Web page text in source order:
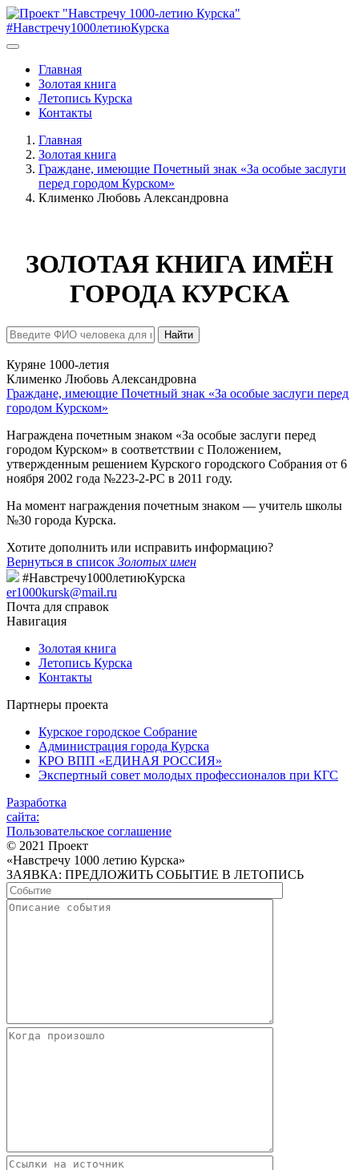
#Навстречу1000летиюКурска
Главная
Золотая книга
Летопись Курска
Контакты
Главная
Золотая книга
Граждане, имеющие Почетный знак «За особые заслуги
перед городом Курском»
Клименко Любовь Александровна
ЗОЛОТАЯ КНИГА ИМЁН
ГОРОДА КУРСКА
Найти
Куряне 1000-летия
Клименко Любовь Александровна
Граждане, имеющие Почетный знак «За особые заслуги перед
городом Курском»
Награждена почетным знаком «За особые заслуги перед
городом Курском» в соответствии с Положением,
утвержденным решением Курского городского Собрания от 6
ноября 2002 года №223-2-РС в 2011 году.
На момент награждения почетным знаком — учитель школы
№30 города Курска.
Хотите дополнить или исправить информацию?
Вернуться в список Золотых имен
#Навстречу1000летиюКурска
er1000kursk@mail.ru
Почта для справок
Навигация
Золотая книга
Летопись Курска
Контакты
Партнеры проекта
Курское городское Собрание
Администрация города Курска
КРО ВПП «ЕДИНАЯ РОССИЯ»
Экспертный совет молодых профессионалов при КГС
Разработка
сайта:
Пользовательское соглашение
© 2021 Проект
«Навстречу 1000 летию Курска»
ЗАЯВКА: ПРЕДЛОЖИТЬ СОБЫТИЕ В ЛЕТОПИСЬ